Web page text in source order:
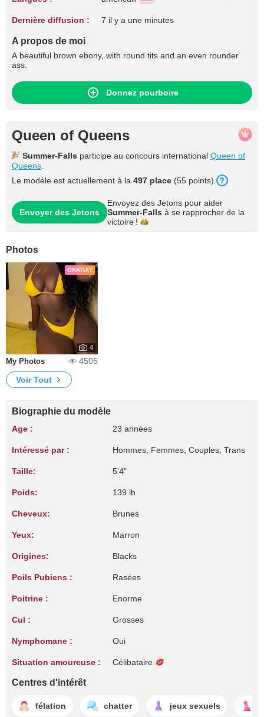
Dernière diffusion : 7 il y a une minutes
A propos de moi
A beautiful brown ebony, with round tits and an even rounder
ass.
Donnez pourboire
Queen of Queens
Summer-Falls participe au concours international Queen of
Queens
Le modèle est actuellement à la 497 place (55 points).
Envoyer des Jetons
Envoyez des Jetons pour aider
Summer-Falls à se rapprocher de la
victoire !
Photos
GRATUIT
4
My Photos
4505
Voir Tout
Biographie du modèle
Age : 23 années
Intéressé par : Hommes, Femmes, Couples, Trans
Taille: 5'4"
Poids: 139 lb
Cheveux: Brunes
Yeux: Marron
Origines: Blacks
Poils Pubiens : Rasées
Poitrine : Enorme
Cul : Grosses
Nymphomane : Oui
Situation amoureuse : Célibataire
Centres d'intérêt
félation chatter jeux sexuels